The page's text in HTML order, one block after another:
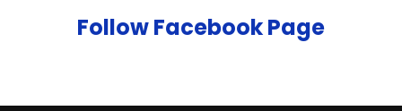
Follow Facebook Page